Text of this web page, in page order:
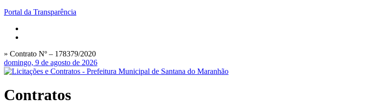
Portal da Transparência
» Contrato Nº – 178379/2020
domingo, 9 de agosto de 2026
Contratos